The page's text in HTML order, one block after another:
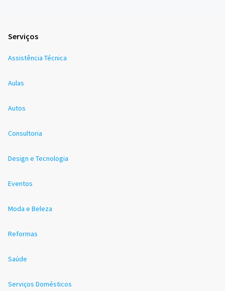
Serviços
Assistência Técnica
Aulas
Autos
Consultoria
Design e Tecnologia
Eventos
Moda e Beleza
Reformas
Saúde
Serviços Domésticos